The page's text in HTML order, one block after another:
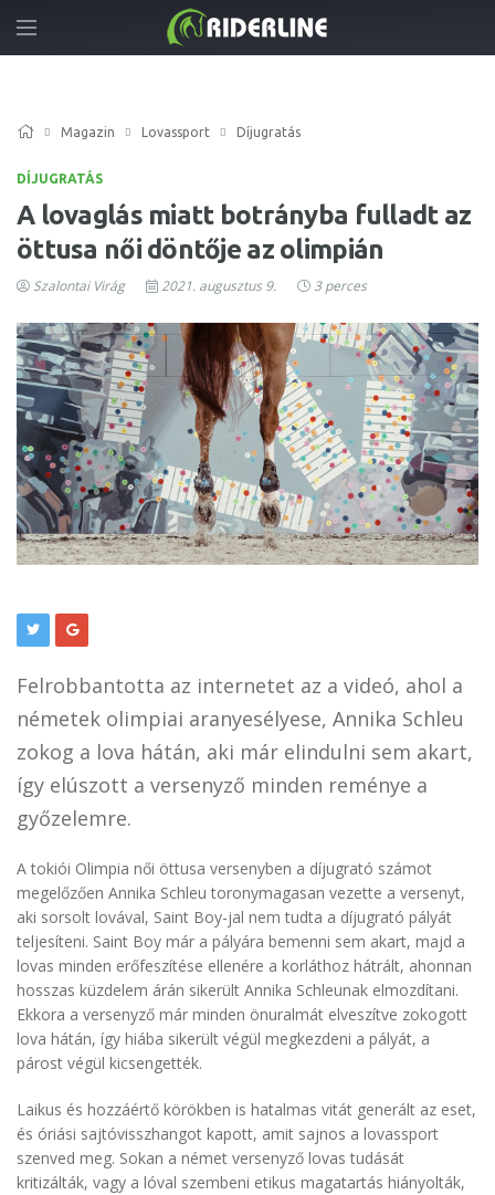
Magazin Lovassport Díjugratás
DÍJUGRATÁS
A lovaglás miatt botrányba fulladt az
öttusa női döntője az olimpián
Szalontai Virág 2021. augusztus 9. 3 perces
Felrobbantotta az internetet az a videó, ahol a
németek olimpiai aranyesélyese, Annika Schleu
zokog a lova hátán, aki már elindulni sem akart,
így elúszott a versenyző minden reménye a
győzelemre.
A tokiói Olimpia női öttusa versenyben a díjugrató számot
megelőzően Annika Schleu toronymagasan vezette a versenyt,
aki sorsolt lovával, Saint Boy-jal nem tudta a díjugrató pályát
teljesíteni. Saint Boy már a pályára bemenni sem akart, majd a
lovas minden erőfeszítése ellenére a korláthoz hátrált, ahonnan
hosszas küzdelem árán sikerült Annika Schleunak elmozdítani.
Ekkora a versenyző már minden önuralmát elveszítve zokogott
lova hátán, így hiába sikerült végül megkezdeni a pályát, a
párost végül kicsengették.
Laikus és hozzáértő körökben is hatalmas vitát generált az eset,
és óriási sajtóvisszhangot kapott, amit sajnos a lovassport
szenved meg. Sokan a német versenyző lovas tudását
kritizálták, vagy a lóval szembeni etikus magatartás hiányolták,